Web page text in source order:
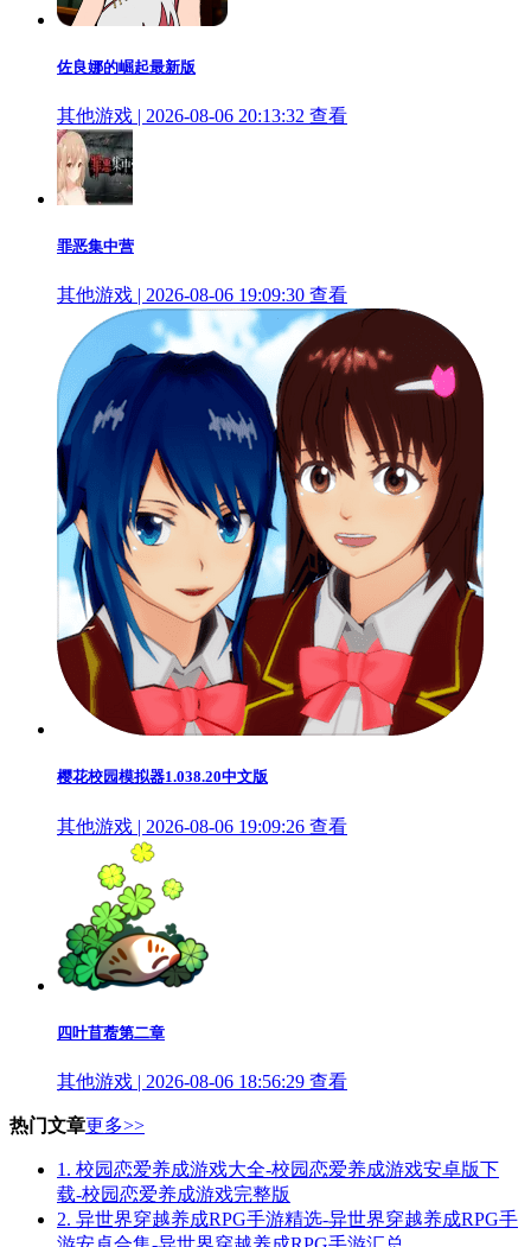
佐良娜的崛起最新版
其他游戏 | 2026-08-06 20:13:32 查看
罪恶集中营
其他游戏 | 2026-08-06 19:09:30 查看
樱花校园模拟器1.038.20中文版
其他游戏 | 2026-08-06 19:09:26 查看
四叶苜蓿第二章
其他游戏 | 2026-08-06 18:56:29 查看
热门文章更多>>
1. 校园恋爱养成游戏大全-校园恋爱养成游戏安卓版下
载-校园恋爱养成游戏完整版
2. 异世界穿越养成RPG手游精选-异世界穿越养成RPG手